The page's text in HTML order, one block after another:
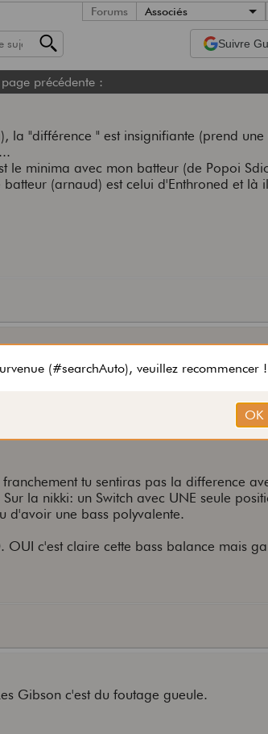
Forums Associés
Suivre
précédente :
la "différence " est insignifiante (prend
minima avec mon batteur (de Popoi
(arnaud) est celui d'Enthroned et là
rien. Que dalle.
je joue sur fender JB et là oui ya
tu sentiras pas la difference
la nikki: un Switch avec UNE seule
d'avoir une bass polyvalente.
c'est claire cette bass balance mais
Gibson c'est du foutage gueule.